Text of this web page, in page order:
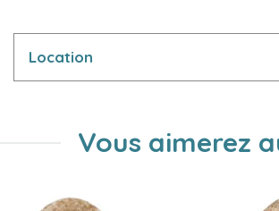
Location
Vous aimerez